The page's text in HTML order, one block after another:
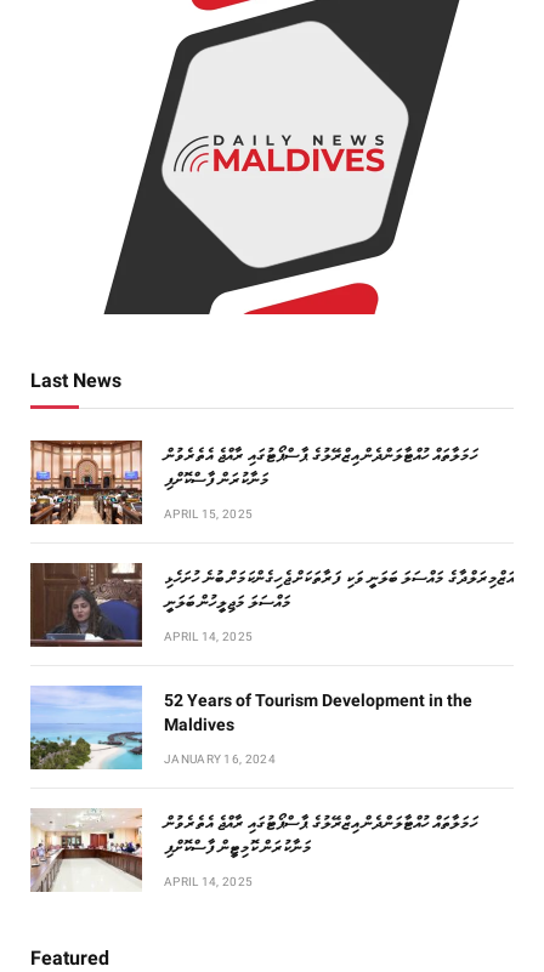
Last News
ހަމަލާތައް ހުއްޓާލަންދެން އިޒްރޭލުގެ ޕާސްޕޯޓުގައި ރާއްޖެ އެތެރެވުން
މަނާކުރަން ފާސްކޮށްފި
APRIL 15, 2025
އަޒްމިރަލްދާގެ މައްސަލަ ބަލަނީ ވަކި ފަރާތަކަށް ޖެހިގެންކަމަށް ބުނެ ހުށަހެޅި
މައްސަލަ މަޖިލީހުން ބަލަނީ
APRIL 14, 2025
52 Years of Tourism Development in the
Maldives
JANUARY 16, 2024
ހަމަލާތައް ހުއްޓާލަންދެން އިޒްރޭލުގެ ޕާސްޕޯޓުގައި ރާއްޖެ އެތެރެވުން
މަނާކުރަން ކޮމިޓީން ފާސްކޮށްފި
APRIL 14, 2025
Featured